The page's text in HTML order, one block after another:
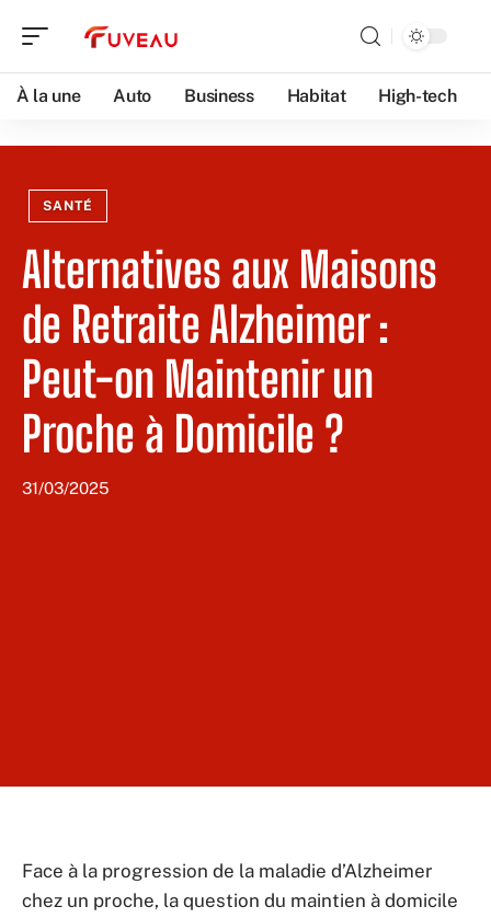
À la une Auto Business Habitat High-tech
SANTÉ
Alternatives aux Maisons
de Retraite Alzheimer :
Peut-on Maintenir un
Proche à Domicile ?
31/03/2025
Face à la progression de la maladie d’Alzheimer
chez un proche, la question du maintien à domicile